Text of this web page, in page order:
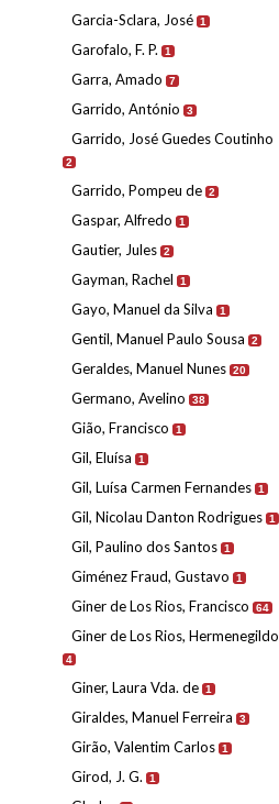
Garcia-Sclara, José 1
Garofalo, F. P. 1
Garra, Amado 7
Garrido, António 3
Garrido, José Guedes Coutinho
2
Garrido, Pompeu de 2
Gaspar, Alfredo 1
Gautier, Jules 2
Gayman, Rachel 1
Gayo, Manuel da Silva 1
Gentil, Manuel Paulo Sousa 2
Geraldes, Manuel Nunes 20
Germano, Avelino 38
Gião, Francisco 1
Gil, Eluísa 1
Gil, Luísa Carmen Fernandes 1
Gil, Nicolau Danton Rodrigues 1
Gil, Paulino dos Santos 1
Giménez Fraud, Gustavo 1
Giner de Los Rios, Francisco 64
Giner de Los Rios, Hermenegildo
4
Giner, Laura Vda. de 1
Giraldes, Manuel Ferreira 3
Girão, Valentim Carlos 1
Girod, J. G. 1